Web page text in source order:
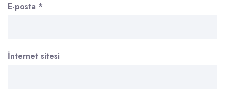
E-posta *
İnternet sitesi